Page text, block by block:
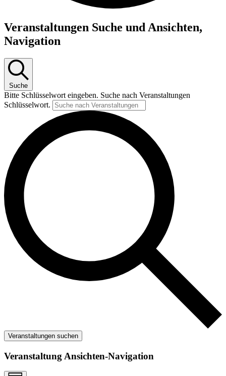
Veranstaltungen
für
Juli
2026
Veranstaltungen Suche und Ansichten,
Navigation
Suche
Bitte Schlüsselwort eingeben. Suche nach Veranstaltungen
Schlüsselwort.
Veranstaltungen suchen
Veranstaltung Ansichten-Navigation